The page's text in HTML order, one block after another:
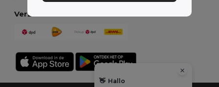
Verzendmethoden
👋 Hallo